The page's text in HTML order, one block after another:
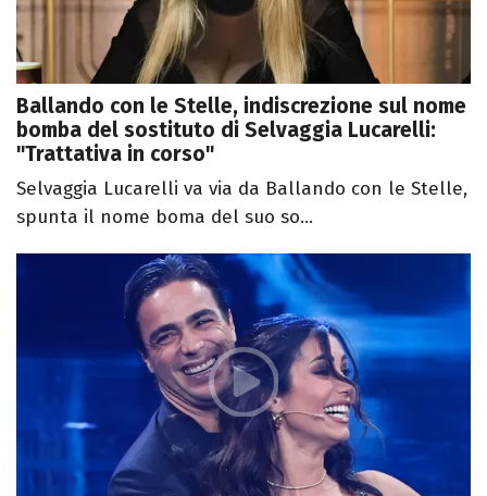
Ballando con le Stelle, indiscrezione sul nome
bomba del sostituto di Selvaggia Lucarelli:
"Trattativa in corso"
Selvaggia Lucarelli va via da Ballando con le Stelle,
spunta il nome boma del suo so...